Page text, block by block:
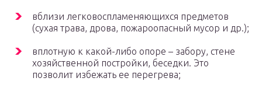
вблизи легковоспламеняющихся предметов
(сухая трава, дрова, пожароопасный мусор и др.);
вплотную к какой-либо опоре – забору, стене
хозяйственной постройки, беседки. Это
позволит избежать ее перегрева;